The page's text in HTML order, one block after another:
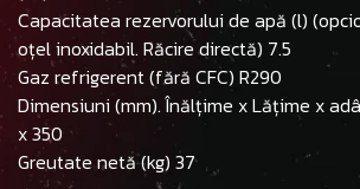
Capacitatea rezervorului de apă (l)
oțel inoxidabil. Răcire directă) 7.5
Gaz refrigerent (fără CFC) R290
Dimensiuni (mm). Înălțime x Lățime x
x 350
Greutate netă (kg) 37